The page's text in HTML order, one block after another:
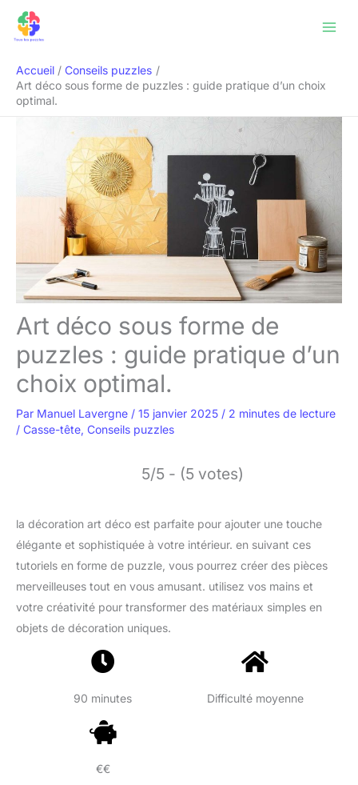
Accueil
Conseils puzzles
Art déco sous forme de puzzles : guide pratique d’un choix
optimal.
Art déco sous forme de
puzzles : guide pratique d’un
choix optimal.
Par Manuel Lavergne / 15 janvier 2025 / 2 minutes de lecture
/ Casse-tête, Conseils puzzles
5/5 - (5 votes)
la décoration art déco est parfaite pour ajouter une touche
élégante et sophistiquée à votre intérieur. en suivant ces
tutoriels en forme de puzzle, vous pourrez créer des pièces
merveilleuses tout en vous amusant. utilisez vos mains et
votre créativité pour transformer des matériaux simples en
objets de décoration uniques.
90 minutes Difficulté moyenne
€€
Rechercher